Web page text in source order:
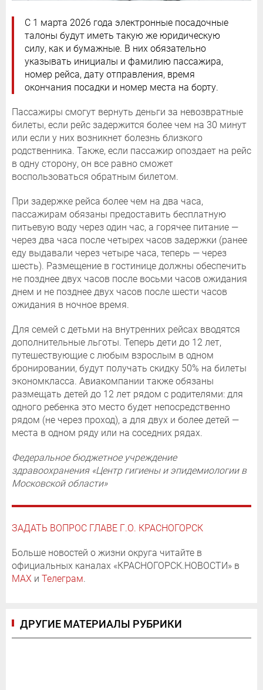
С 1 марта 2026 года электронные посадочные
талоны будут иметь такую же юридическую
силу, как и бумажные. В них обязательно
указывать инициалы и фамилию пассажира,
номер рейса, дату отправления, время
окончания посадки и номер места на борту.
Пассажиры смогут вернуть деньги за невозвратные
билеты, если рейс задержится более чем на 30 минут
или если у них возникнет болезнь близкого
родственника. Также, если пассажир опоздает на рейс
в одну сторону, он все равно сможет
воспользоваться обратным билетом.
При задержке рейса более чем на два часа,
пассажирам обязаны предоставить бесплатную
питьевую воду через один час, а горячее питание —
через два часа после четырех часов задержки (ранее
еду выдавали через четыре часа, теперь — через
шесть). Размещение в гостинице должны обеспечить
не позднее двух часов после восьми часов ожидания
днем и не позднее двух часов после шести часов
ожидания в ночное время.
Для семей с детьми на внутренних рейсах вводятся
дополнительные льготы. Теперь дети до 12 лет,
путешествующие с любым взрослым в одном
бронировании, будут получать скидку 50% на билеты
экономкласса. Авиакомпании также обязаны
размещать детей до 12 лет рядом с родителями: для
одного ребенка это место будет непосредственно
рядом (не через проход), а для двух и более детей —
места в одном ряду или на соседних рядах.
Федеральное бюджетное учреждение
здравоохранения «Центр гигиены и эпидемиологии в
Московской области»
ЗАДАТЬ ВОПРОС ГЛАВЕ Г.О. КРАСНОГОРСК
Больше новостей о жизни округа читайте в
официальных каналах «КРАСНОГОРСК.НОВОСТИ» в
MAX и Телеграм.
ДРУГИЕ МАТЕРИАЛЫ РУБРИКИ